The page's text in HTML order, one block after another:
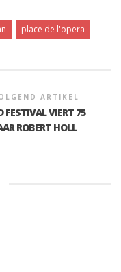
place de l'opera
ARTIKEL
FESTIVAL VIERT 75
ROBERT HOLL